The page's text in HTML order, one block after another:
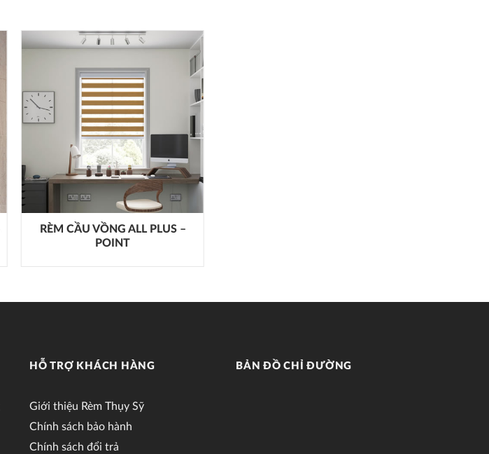
RÈM CẦU VỒNG ALL PLUS –
POINT
HỖ TRỢ KHÁCH HÀNG
Giới thiệu Rèm Thụy Sỹ
Chính sách bảo hành
Chính sách đổi trả
BẢN ĐỒ CHỈ ĐƯỜNG